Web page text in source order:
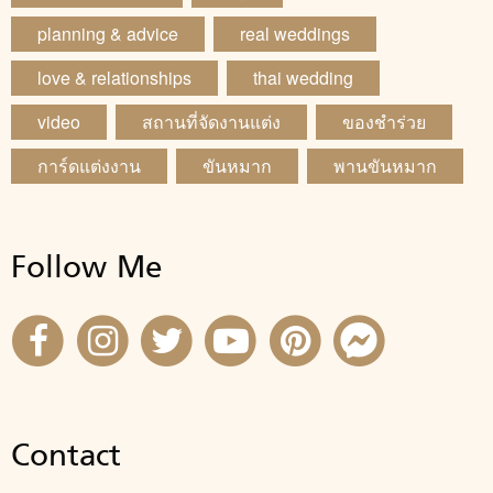
planning & advice
real weddings
love & relationships
thai wedding
video
สถานที่จัดงานแต่ง
ของชำร่วย
การ์ดแต่งงาน
ขันหมาก พานขันหมาก
Follow Me
Contact